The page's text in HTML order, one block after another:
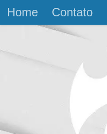
Skip to content
Home Contato